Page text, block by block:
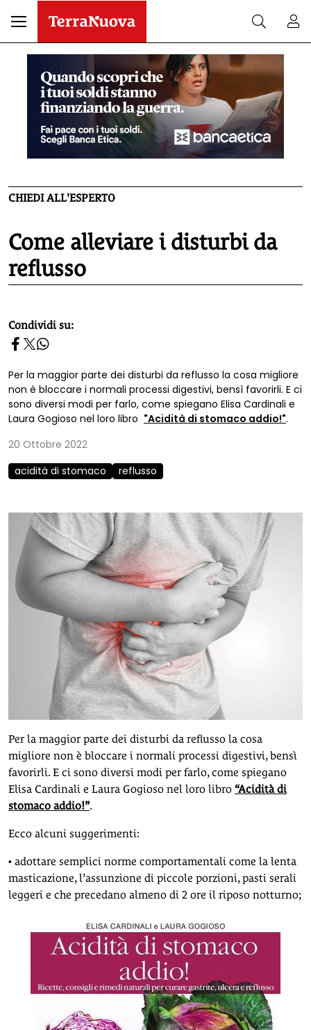
CHIEDI ALL'ESPERTO
Come alleviare i disturbi da
reflusso
homepage h2
Condividi su:
Per la maggior parte dei disturbi da reflusso la cosa migliore
non è bloccare i normali processi digestivi, bensì favorirli. E ci
sono diversi modi per farlo, come spiegano Elisa Cardinali e
Laura Gogioso nel loro libro "Acidità di stomaco addio!".
20 Ottobre 2022
acidità di stomaco
reflusso
Per la maggior parte dei disturbi da reflusso la cosa
migliore non è bloccare i normali processi digestivi, bensì
favorirli. E ci sono diversi modi per farlo, come spiegano
Elisa Cardinali e Laura Gogioso nel loro libro “Acidità di
stomaco addio!”.
Ecco alcuni suggerimenti:
• adottare semplici norme comportamentali come la lenta
masticazione, l’assunzione di piccole porzioni, pasti serali
leggeri e che precedano almeno di 2 ore il riposo notturno;